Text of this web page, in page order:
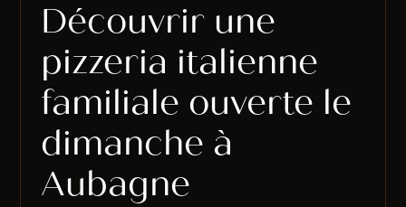
Découvrir une
pizzeria italienne
familiale ouverte le
dimanche à
Aubagne